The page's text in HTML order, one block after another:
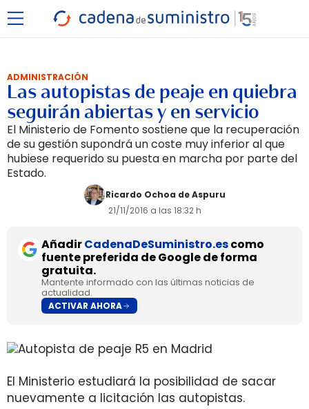
ADMINISTRACIÓN
Las autopistas de peaje en quiebra
seguirán abiertas y en servicio
El Ministerio de Fomento sostiene que la recuperación
de su gestión supondrá un coste muy inferior al que
hubiese requerido su puesta en marcha por parte del
Estado.
Ricardo Ochoa de Aspuru
21/11/2016 a las 18:32 h
AñadirCadenaDeSuministro.escomo
fuente preferida de Google de forma
gratuita.
Mantente informado con las últimas noticias de
actualidad.
ACTIVAR AHORA
El Ministerio estudiará la posibilidad de sacar
nuevamente a licitación las autopistas.